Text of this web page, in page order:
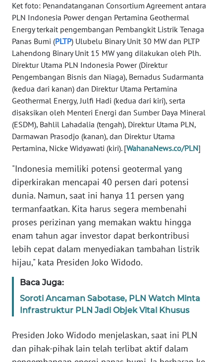
Ket foto: Penandatanganan Consortium Agreement antara
PLN Indonesia Power dengan Pertamina Geothermal
Energy terkait pengembangan Pembangkit Listrik Tenaga
Panas Bumi (PLTP) Ulubelu Binary Unit 30 MW dan PLTP
Lahendong Binary Unit 15 MW yang dilakukan oleh Plh.
Direktur Utama PLN Indonesia Power (Direktur
Pengembangan Bisnis dan Niaga), Bernadus Sudarmanta
(kedua dari kanan) dan Direktur Utama Pertamina
Geothermal Energy, Julfi Hadi (kedua dari kiri), serta
disaksikan oleh Menteri Energi dan Sumber Daya Mineral
(ESDM), Bahlil Lahadalia (tengah), Direktur Utama PLN,
Darmawan Prasodjo (kanan), dan Direktur Utama
Pertamina, Nicke Widyawati (kiri). [WahanaNews.co/PLN]
"Indonesia memiliki potensi geotermal yang
diperkirakan mencapai 40 persen dari potensi
dunia. Namun, saat ini hanya 11 persen yang
termanfaatkan. Kita harus segera membenahi
proses perizinan yang memakan waktu hingga
enam tahun agar investor dapat berkontribusi
lebih cepat dalam menyediakan tambahan listrik
hijau," kata Presiden Joko Widodo.
Baca Juga:
Soroti Ancaman Sabotase, PLN Watch Minta
Infrastruktur PLN Jadi Objek Vital Khusus
Presiden Joko Widodo menjelaskan, saat ini PLN
dan pihak-pihak lain telah terlibat aktif dalam
WN
JAMBI
SULTRA
WN
NTB
WN
SULTENG
SULBAR
WN
SUMBAR
WN
SUMSEL
WN
BENGKULU
WN
LAMPUNG